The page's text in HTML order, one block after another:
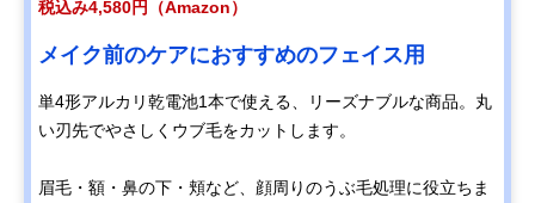
税込み4,580円（Amazon）
メイク前のケアにおすすめのフェイス用
単4形アルカリ乾電池1本で使える、リーズナブルな商品。丸
い刃先でやさしくウブ毛をカットします。
眉毛・額・鼻の下・頬など、顔周りのうぶ毛処理に役立ちま